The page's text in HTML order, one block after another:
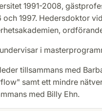
1991-2008,
och 1997. Hedersdoktor
i
tillsammans med
samt ett mindre
med Billy Ehn.